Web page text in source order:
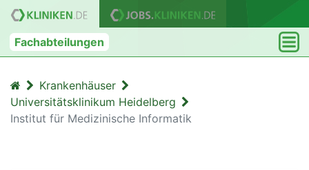
Fachabteilungen
Krankenhäuser
Universitätsklinikum Heidelberg
Institut für Medizinische Informatik